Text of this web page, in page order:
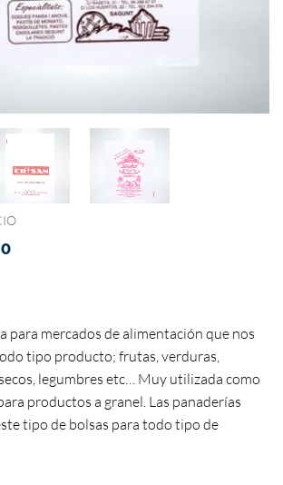
para mercados de alimentación que nos
tipo producto; frutas, verduras,
legumbres etc… Muy utilizada como
productos a granel. Las panaderías
tipo de bolsas para todo tipo de